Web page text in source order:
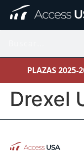
PLAZAS 2025-
Drexel